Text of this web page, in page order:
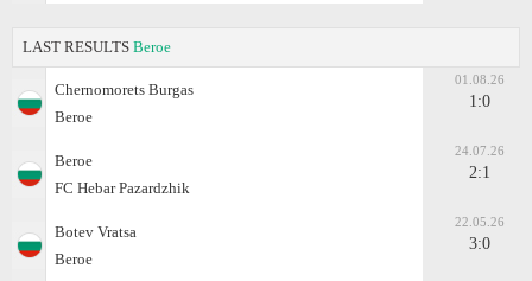
LAST RESULTS Beroe
Chernomorets Burgas
Beroe
01.08.26
1:0
Beroe
FC Hebar Pazardzhik
24.07.26
2:1
Botev Vratsa
Beroe
22.05.26
3:0